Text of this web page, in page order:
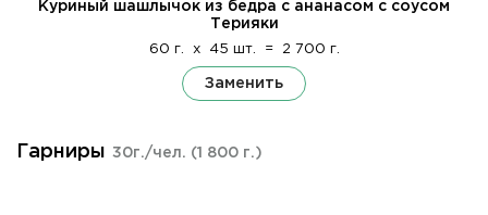
Куриный шашлычок из бедра с ананасом с соусом
Терияки
60 г. x 45 шт. = 2 700 г.
Заменить
Гарниры 30г./чел. (1 800 г.)